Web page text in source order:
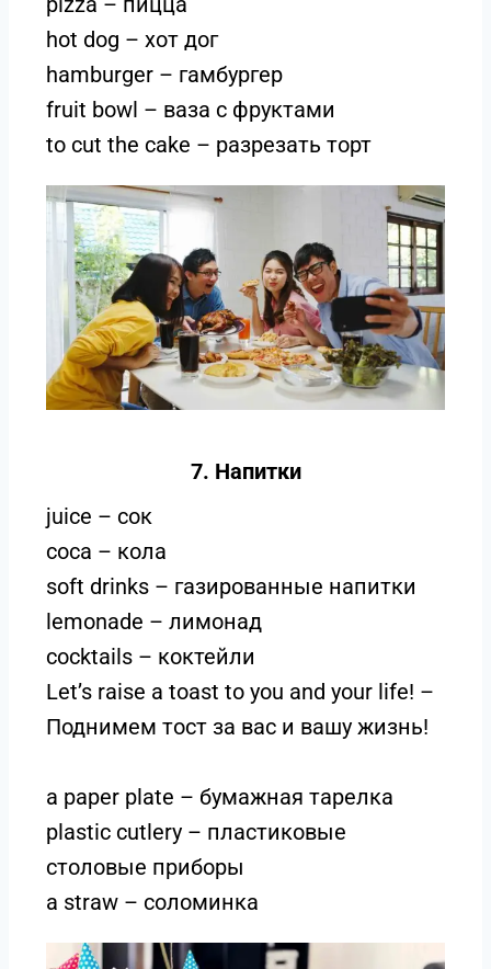
hot dog – хот дог
hamburger – гамбургер
fruit bowl – ваза с фруктами
to cut the cake – разрезать торт
7. Напитки
juice – сок
coca – кола
soft drinks – газированные напитки
lemonade – лимонад
cocktails – коктейли
Let’s raise a toast to you and your life! –
Поднимем тост за вас и вашу жизнь!
a paper plate – бумажная тарелка
plastic cutlery – пластиковые
столовые приборы
a straw – соломинка